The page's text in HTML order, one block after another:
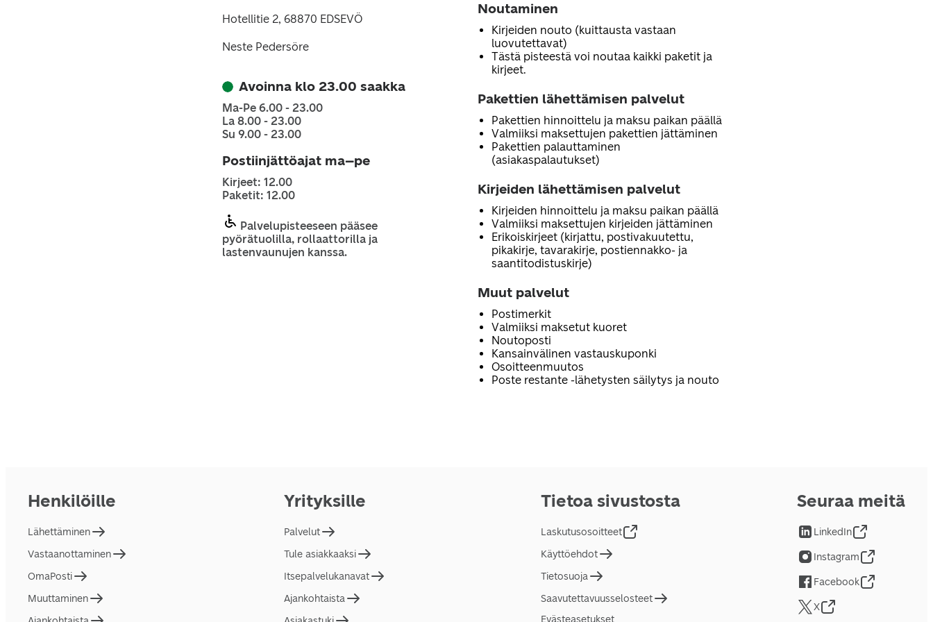
Hotellitie 2, 68870 EDSEVÖ
Neste Pedersöre
Avoinna klo 23.00 saakka
Ma-Pe 6.00 - 23.00
La 8.00 - 23.00
Su 9.00 - 23.00
Postiinjättöajat ma–pe
Kirjeet: 12.00
Paketit: 12.00
Palvelupisteeseen pääsee
pyörätuolilla, rollaattorilla ja
lastenvaunujen kanssa.
Noutaminen
Kirjeiden nouto (kuittausta vastaan
luovutettavat)
Tästä pisteestä voi noutaa kaikki paketit ja
kirjeet.
Pakettien lähettämisen palvelut
Pakettien hinnoittelu ja maksu paikan päällä
Valmiiksi maksettujen pakettien jättäminen
Pakettien palauttaminen
(asiakaspalautukset)
Kirjeiden lähettämisen palvelut
Kirjeiden hinnoittelu ja maksu paikan päällä
Valmiiksi maksettujen kirjeiden jättäminen
Erikoiskirjeet (kirjattu, postivakuutettu,
pikakirje, tavarakirje, postiennakko- ja
saantitodistuskirje)
Muut palvelut
Postimerkit
Valmiiksi maksetut kuoret
Noutoposti
Kansainvälinen vastauskuponki
Osoitteenmuutos
Poste restante -lähetysten säilytys ja nouto
Henkilöille
Lähettäminen
Vastaanottaminen
OmaPosti
Muuttaminen
Yrityksille
Palvelut
Tule asiakkaaksi
Itsepalvelukanavat
Ajankohtaista
Tietoa sivustosta
Laskutusosoitteet
Käyttöehdot
Tietosuoja
Saavutettavuusselosteet
Evästeasetukset
Seuraa meitä
LinkedIn
Instagram
Facebook
X